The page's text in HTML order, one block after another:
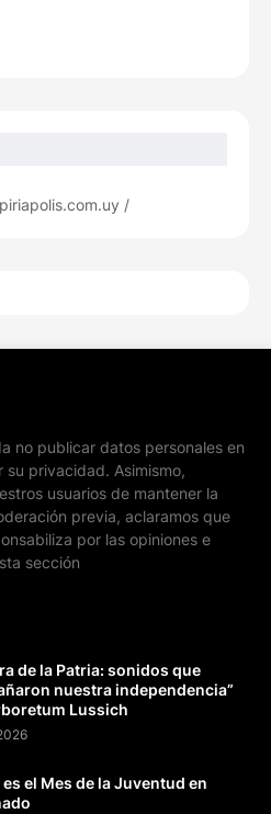
/
no publicar datos personales en
privacidad. Asimismo,
usuarios de mantener la
previa, aclaramos que
por las opiniones e
sección
de la Patria: sonidos que
nuestra independencia”
Lussich
el Mes de la Juventud en